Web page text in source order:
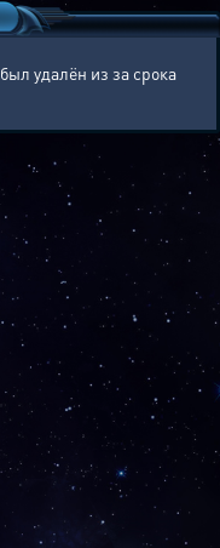
удалён из за срока